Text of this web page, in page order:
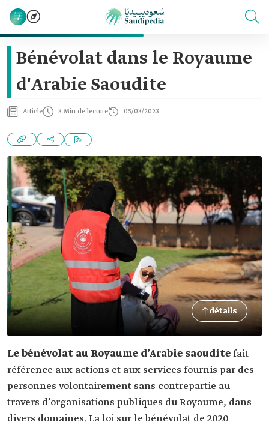
Bénévolat dans le Royaume
d'Arabie Saoudite
Article 3 Min de lecture 05/03/2023
détails
Le bénévolat au Royaume d’Arabie saouditefait
référence aux actions et aux services fournis par des
personnes volontairement sans contrepartie au
travers d’organisations publiques du Royaume, dans
divers domaines. La loi sur le bénévolat de 2020